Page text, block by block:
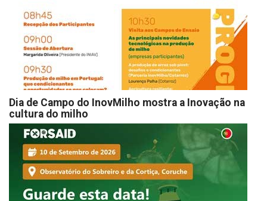
Dia de Campo do InovMilho mostra a Inovação na
cultura do milho